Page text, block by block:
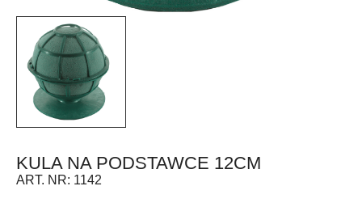
KULA NA PODSTAWCE 12CM
ART. NR: 1142